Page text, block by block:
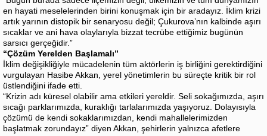
en hayati meselelerinden birini konuşmak için bir aradayız. İklim krizi
artık yarının distopik bir senaryosu değil; Çukurova’nın kalbinde aşırı
sıcaklar ve ani hava olaylarıyla bizzat tecrübe ettiğimiz bugünün
sarsıcı gerçeğidir.”
“Çözüm Yerelden Başlamalı”
İklim değişikliğiyle mücadelenin tüm aktörlerin iş birliğini gerektirdiğini
vurgulayan Hasibe Akkan, yerel yönetimlerin bu süreçte kritik bir rol
üstlendiğini ifade etti.
“Krizin adı küresel olabilir ama etkileri yereldir. Seli sokağımızda, aşırı
sıcağı parklarımızda, kuraklığı tarlalarımızda yaşıyoruz. Dolayısıyla
çözümü de kendi sokaklarımızdan, kendi mahallelerimizden
başlatmak zorundayız” diyen Akkan, şehirlerin yalnızca afetlere